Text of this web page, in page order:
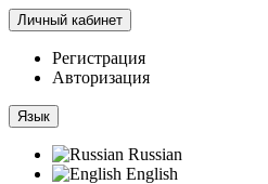
Личный кабинет
Регистрация
Авторизация
Язык
Russian
English